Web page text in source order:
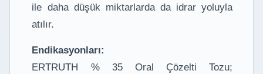
ile daha düşük miktarlarda da idrar yoluyla
atılır.
Endikasyonları:
ERTRUTH % 35 Oral Çözelti Tozu;